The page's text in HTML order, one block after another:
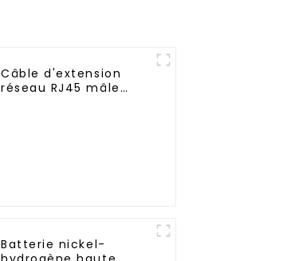
Câble d'extension
réseau RJ45 mâle
Batterie nickel-